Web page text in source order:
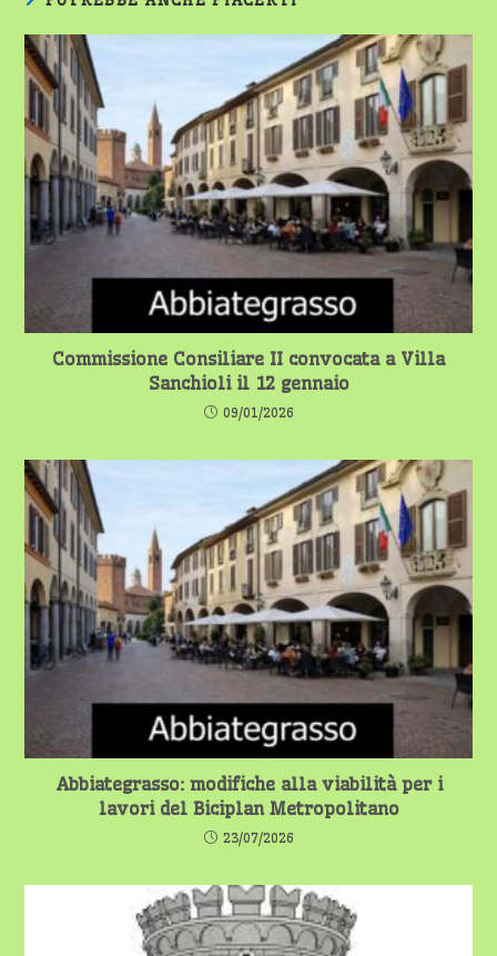
Commissione Consiliare II convocata a Villa
Sanchioli il 12 gennaio
09/01/2026
Abbiategrasso: modifiche alla viabilità per i
lavori del Biciplan Metropolitano
23/07/2026